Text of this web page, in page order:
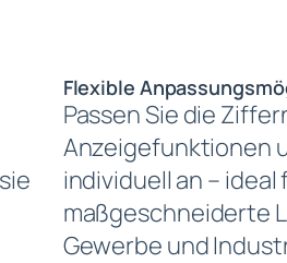
Flexible
Passen Sie die
Anzeigefunktionen
individuell an – ideal
maßgeschneiderte
Gewerbe und